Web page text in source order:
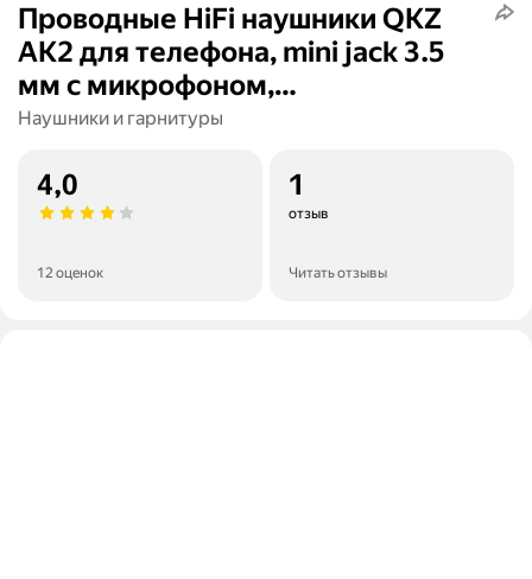
Проводные HiFi наушники QKZ
AK2 для телефона, mini jack 3.5
мм с микрофоном,
внутриканальные, вакуумные,
Наушники и гарнитуры
4,0
12 оценок
1
отзыв
Читать отзывы